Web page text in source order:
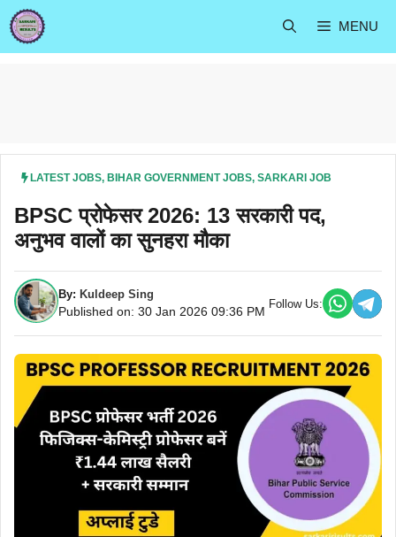
Skip
to
content
MENU
LATEST JOBS, BIHAR GOVERNMENT JOBS, SARKARI JOB
BPSC प्रोफेसर 2026: 13 सरकारी पद,
अनुभव वालों का सुनहरा मौका
By: Kuldeep Sing
Published on: 30 Jan 2026 09:36 PM
Follow Us: